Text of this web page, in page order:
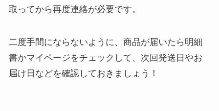
取ってから再度連絡が必要です。
二度手間にならないように、商品が届いたら明細
書かマイページをチェックして、次回発送日やお
届け日などを確認しておきましょう！